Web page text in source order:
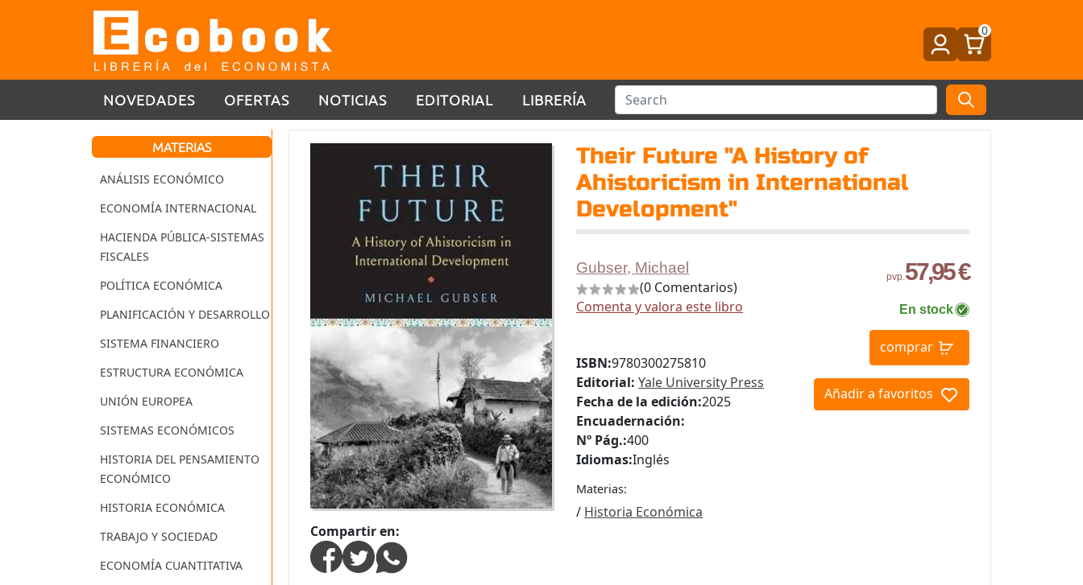
0
NOVEDADES OFERTAS NOTICIAS EDITORIAL LIBRERÍA
MATERIAS
ANÁLISIS ECONÓMICO
ECONOMÍA INTERNACIONAL
HACIENDA PÚBLICA-SISTEMAS
FISCALES
POLÍTICA ECONÓMICA
PLANIFICACIÓN Y DESARROLLO
SISTEMA FINANCIERO
ESTRUCTURA ECONÓMICA
UNIÓN EUROPEA
SISTEMAS ECONÓMICOS
HISTORIA DEL PENSAMIENTO
ECONÓMICO
HISTORIA ECONÓMICA
TRABAJO Y SOCIEDAD
ECONOMÍA CUANTITATIVA
Their Future "A History of
Ahistoricism in International
Development"
Compartir en:
Gubser, Michael
(0 Comentarios)
Comenta y valora este libro
pvp.57,95 €
En stock
comprar
Añadir a favoritos
ISBN:9780300275810
Editorial: Yale University Press
Fecha de la edición:2025
Encuadernación:
Nº Pág.:400
Idiomas:Inglés
Materias:
/ Historia Económica